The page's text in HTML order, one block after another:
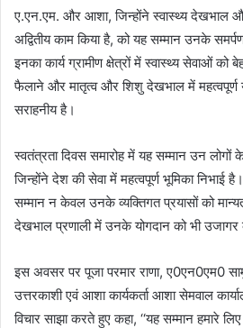
ए.एन.एम. और आशा, जिन्होंने स्वास्थ्य देखभाल
अद्वितीय काम किया है, को यह सम्मान उनके
इनका कार्य ग्रामीण क्षेत्रों में स्वास्थ्य सेवाओं को
फैलाने और मातृत्व और शिशु देखभाल में महत्वपूर्ण
सराहनीय है।
स्वतंत्रता दिवस समारोह में यह सम्मान उन
जिन्होंने देश की सेवा में महत्वपूर्ण भूमिका
सम्मान न केवल उनके व्यक्तिगत प्रयासों को
देखभाल प्रणाली में उनके योगदान को भी उजागर
इस अवसर पर पूजा परमार राणा, ए0एन0एम0
उत्तरकाशी एवं आशा कार्यकर्ता आशा सेमवाल
विचार साझा करते हुए कहा, ‘‘यह सम्मान हमारे